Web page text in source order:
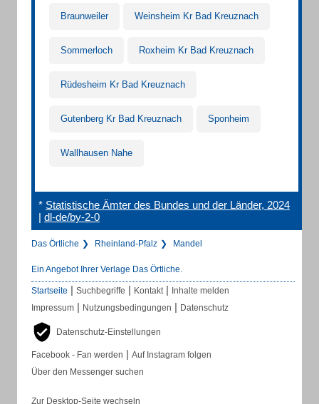
Braunweiler Weinsheim Kr Bad Kreuznach
Sommerloch Roxheim Kr Bad Kreuznach
Rüdesheim Kr Bad Kreuznach
Gutenberg Kr Bad Kreuznach Sponheim
Wallhausen Nahe
* Statistische Ämter des Bundes und der Länder, 2024
| dl-de/by-2-0
Das Örtliche Rheinland-Pfalz Mandel
Ein Angebot Ihrer Verlage Das Örtliche.
Startseite | Suchbegriffe | Kontakt | Inhalte melden
Impressum | Nutzungsbedingungen | Datenschutz
Datenschutz-Einstellungen
Facebook - Fan werden | Auf Instagram folgen
Über den Messenger suchen
Zur Desktop-Seite wechseln